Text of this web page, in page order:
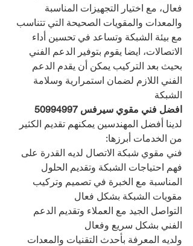
فعال، مع اختيار التجهيزات المناسبة
والمعدات والمقويات الصحيحة التي تتناسب
مع بيئة الشبكة وتساعد في تحسين أداء
الاتصالات، ايضا يقوم بتوفير الدعم الفني
بحيث بعد التركيب يمكن أن يقدم الدعم
الفني اللازم لضمان استمرارية وسلامة
الشبكة
افضل فني مقوي سيرفس 50994997
لدينا أفضل المهندسين يمكنهم تقديم الكثير
من الخدمات أبرزها:
فني مقوي شبكة الاتصال لديه القدرة على
فهم احتياجات الشبكة وتقديم الحلول
المناسبة مع الخبرة في تصميم وتركيب
مقويات الشبكة بشكل فعال
التواصل الجيد مع العملاء وتقديم الدعم
الفني بشكل سريع وفعال
ولديه المعرفة بأحدث التقنيات والمعدات